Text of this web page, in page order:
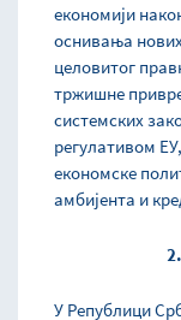
економији
оснивања
целовитог
тржишне
системских
регулативом
економске
амбијента и
У Републици